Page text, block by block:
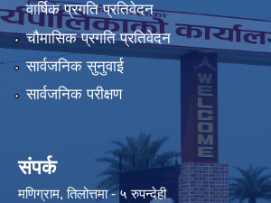
वार्षिक प्रगति प्रतिवेदन
चौमासिक प्रगति प्रतिवेदन
सार्वजनिक सुनुवाई
सार्वजनिक परीक्षण
संपर्क
मणिग्राम, तिलोत्तमा - ५ रुपन्देही